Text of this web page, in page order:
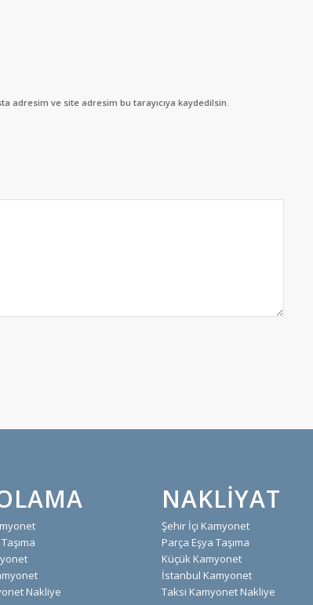
adresim ve site adresim bu tarayıcıya kaydedilsin.
Nakliye
NAKLIYAT
Şehir İçi Kamyonet
Parça Eşya Taşıma
Küçük Kamyonet
İstanbul Kamyonet
Taksi Kamyonet Nakliye